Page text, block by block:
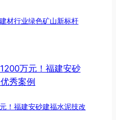
材行业绿色矿山新标杆
！福建安砂建福水泥技改